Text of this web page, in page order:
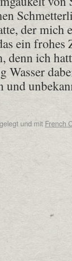
der mich
ein frohes
denn ich
Wasser
und
und mit French